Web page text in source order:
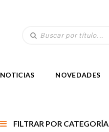
NOTICIAS NOVEDADES
FILTRAR POR CATEGORÍA